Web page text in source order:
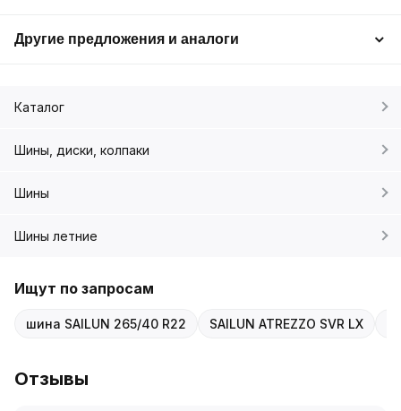
Другие предложения и аналоги
Каталог
Шины, диски, колпаки
Шины
Шины летние
Ищут по запросам
шина SAILUN 265/40 R22 SAILUN ATREZZO SVR LX
Отзывы